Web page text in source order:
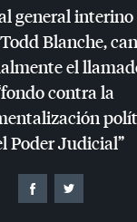
general interino
Blanche,
el
contra la
Poder Judicial”